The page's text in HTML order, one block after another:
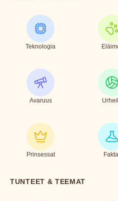
Teknologia
Avaruus
Prinsessat
TUNTEET & TEEMAT